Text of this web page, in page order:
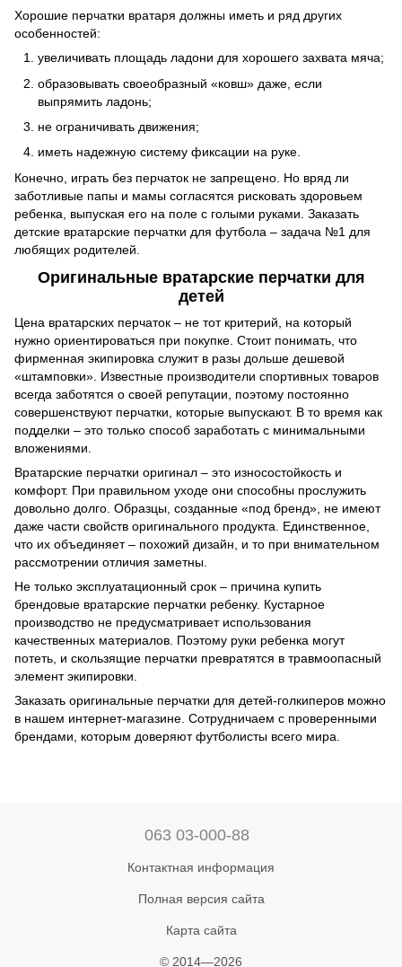
Хорошие перчатки вратаря должны иметь и ряд других
особенностей:
увеличивать площадь ладони для хорошего захвата мяча;
образовывать своеобразный «ковш» даже, если
выпрямить ладонь;
не ограничивать движения;
иметь надежную систему фиксации на руке.
Конечно, играть без перчаток не запрещено. Но вряд ли
заботливые папы и мамы согласятся рисковать здоровьем
ребенка, выпуская его на поле с голыми руками. Заказать
детские вратарские перчатки для футбола – задача №1 для
любящих родителей.
Оригинальные вратарские перчатки для
детей
Цена вратарских перчаток – не тот критерий, на который
нужно ориентироваться при покупке. Стоит понимать, что
фирменная экипировка служит в разы дольше дешевой
«штамповки». Известные производители спортивных товаров
всегда заботятся о своей репутации, поэтому постоянно
совершенствуют перчатки, которые выпускают. В то время как
подделки – это только способ заработать с минимальными
вложениями.
Вратарские перчатки оригинал – это износостойкость и
комфорт. При правильном уходе они способны прослужить
довольно долго. Образцы, созданные «под бренд», не имеют
даже части свойств оригинального продукта. Единственное,
что их объединяет – похожий дизайн, и то при внимательном
рассмотрении отличия заметны.
Не только эксплуатационный срок – причина купить
брендовые вратарские перчатки ребенку. Кустарное
производство не предусматривает использования
качественных материалов. Поэтому руки ребенка могут
потеть, и скользящие перчатки превратятся в травмоопасный
элемент экипировки.
Заказать оригинальные перчатки для детей-голкиперов можно
в нашем интернет-магазине. Сотрудничаем с проверенными
брендами, которым доверяют футболисты всего мира.
063 03-000-88
Контактная информация
Полная версия сайта
Карта сайта
© 2014—2026